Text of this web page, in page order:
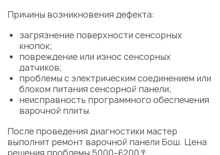
Причины возникновения дефекта:
загрязнение поверхности сенсорных
кнопок;
повреждение или износ сенсорных
датчиков;
проблемы с электрическим соединением или
блоком питания сенсорной панели;
неисправность программного обеспечения
варочной плиты.
После проведения диагностики мастер
выполнит ремонт варочной панели Бош. Цена